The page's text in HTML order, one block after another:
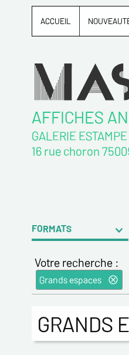
ACCUEIL
AFFICHES
GALERIE
16 rue choron
FORMATS
Votre recherche :
Grands espaces
GRANDS